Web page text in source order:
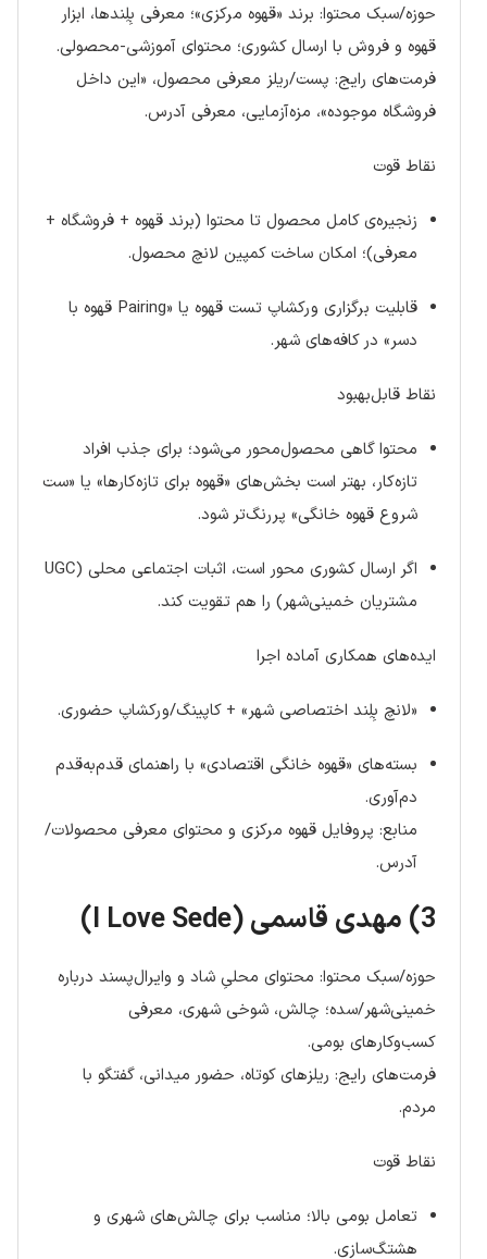
حوزه/سبک محتوا: برند «قهوه مرکزی»؛ معرفی بِلِندها، ابزار
قهوه و فروش با ارسال کشوری؛ محتوای آموزشی-محصولی.
فرمت‌های رایج: پست/ریلز معرفی محصول، «این داخل
فروشگاه موجوده»، مزه‌آزمایی، معرفی آدرس.
نقاط قوت
زنجیره‌ی کامل محصول تا محتوا (برند قهوه + فروشگاه +
معرفی)؛ امکان ساخت کمپین لانچ محصول.
قابلیت برگزاری ورکشاپ تست قهوه یا «Pairing قهوه با
دسر» در کافه‌های شهر.
نقاط قابل‌بهبود
محتوا گاهی محصول‌محور می‌شود؛ برای جذب افراد
تازه‌کار، بهتر است بخش‌های «قهوه برای تازه‌کارها» یا «ست
شروع قهوه خانگی» پررنگ‌تر شود.
اگر ارسال کشوری محور است، اثبات اجتماعی محلی (UGC
مشتریان خمینی‌شهر) را هم تقویت کند.
ایده‌های همکاری آماده اجرا
«لانچ بِلِند اختصاصی شهر» + کاپینگ/ورکشاپ حضوری.
بسته‌های «قهوه خانگی اقتصادی» با راهنمای قدم‌به‌قدم
دم‌آوری.
منابع: پروفایل قهوه مرکزی و محتوای معرفی محصولات/
آدرس.
3) مهدی قاسمی (I Love Sede)
حوزه/سبک محتوا: محتوای محلیِ شاد و وایرال‌پسند درباره
خمینی‌شهر/سده؛ چالش، شوخی شهری، معرفی
کسب‌وکارهای بومی.
فرمت‌های رایج: ریلزهای کوتاه، حضور میدانی، گفتگو با
مردم.
نقاط قوت
تعامل بومی بالا؛ مناسب برای چالش‌های شهری و
هشتگ‌سازی.